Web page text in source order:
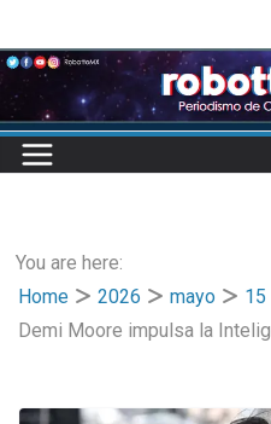
to
content
You are here:
Home
2026 mayo
15
Demi Moore impulsa la